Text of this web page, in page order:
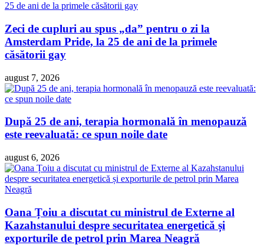
Zeci de cupluri au spus „da” pentru o zi la
Amsterdam Pride, la 25 de ani de la primele
căsătorii gay
august 7, 2026
După 25 de ani, terapia hormonală în menopauză
este reevaluată: ce spun noile date
august 6, 2026
Oana Țoiu a discutat cu ministrul de Externe al
Kazahstanului despre securitatea energetică și
exporturile de petrol prin Marea Neagră